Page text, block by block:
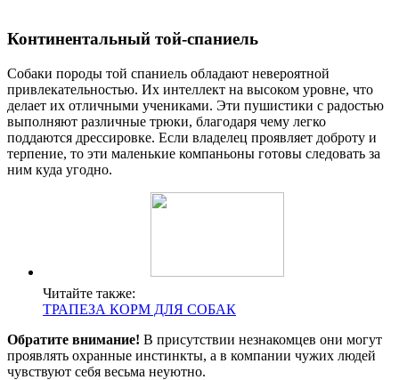
Континентальный той-спаниель
Собаки породы той спаниель обладают невероятной
привлекательностью. Их интеллект на высоком уровне, что
делает их отличными учениками. Эти пушистики с радостью
выполняют различные трюки, благодаря чему легко
поддаются дрессировке. Если владелец проявляет доброту и
терпение, то эти маленькие компаньоны готовы следовать за
ним куда угодно.
Читайте также:
ТРАПЕЗА КОРМ ДЛЯ СОБАК
Обратите внимание! В присутствии незнакомцев они могут
проявлять охранные инстинкты, а в компании чужих людей
чувствуют себя весьма неуютно.